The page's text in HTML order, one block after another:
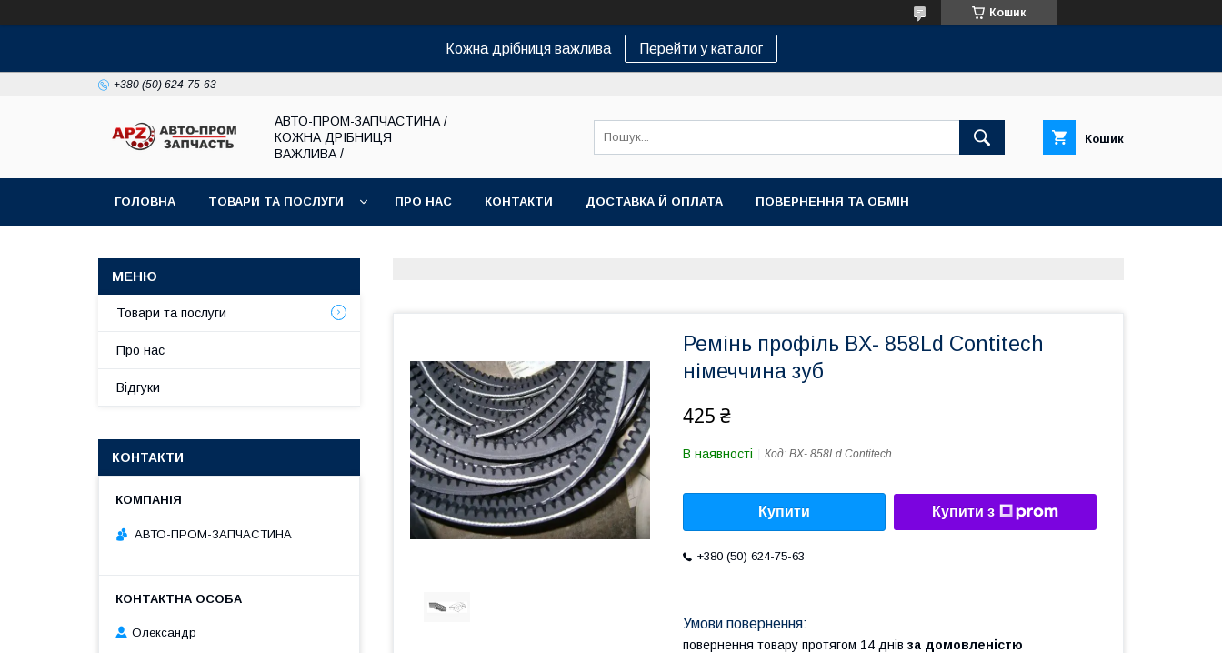
Кошик
Кожна дрібниця важлива Перейти у каталог
+380 (50) 624-75-63
АВТО-ПРОМ-ЗАПЧАСТИНА /
КОЖНА ДРІБНИЦЯ
ВАЖЛИВА /
Кошик
ГОЛОВНА ТОВАРИ ТА ПОСЛУГИ ПРО НАС КОНТАКТИ ДОСТАВКА Й ОПЛАТА ПОВЕРНЕННЯ ТА ОБМІН
Ремінь профіль ВX- 858Ld Contitech
німеччина зуб
425 ₴
В наявності Код: ВX- 858Ld Contitech
Купити Купити з
+380 (50) 624-75-63
повернення товару протягом 14 днів за домовленістю
Товари та послуги
Про нас
Відгуки
КОНТАКТИ
АВТО-ПРОМ-ЗАПЧАСТИНА
Олександр